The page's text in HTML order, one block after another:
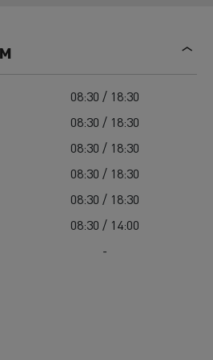
Oprema za lokalne uprave
Hitne i vatrogasne službe
08:30 / 18:30
08:30 / 18:30
08:30 / 18:30
08:30 / 18:30
08:30 / 18:30
08:30 / 14:00
-